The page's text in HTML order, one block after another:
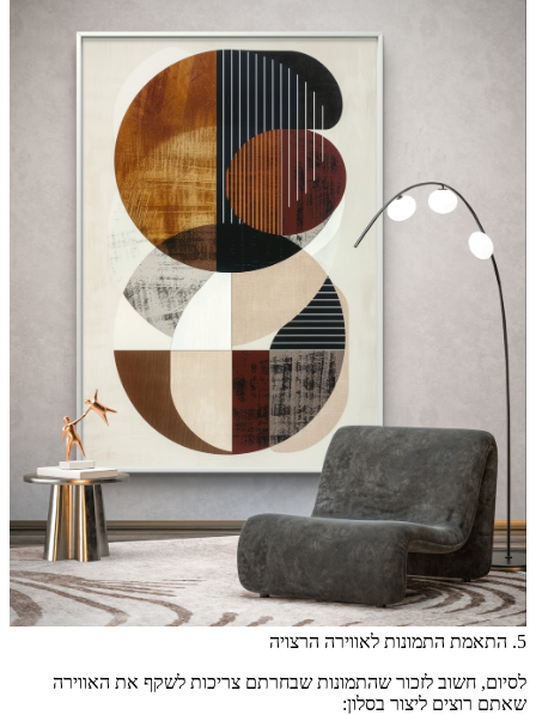
5. התאמת התמונות לאווירה הרצויה
לסיום, חשוב לזכור שהתמונות שבחרתם צריכות לשקף את האווירה
שאתם רוצים ליצור בסלון: